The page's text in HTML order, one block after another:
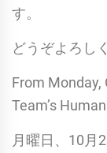
す。
どうぞよろし
From Monday,
Team’s
月曜日、10月